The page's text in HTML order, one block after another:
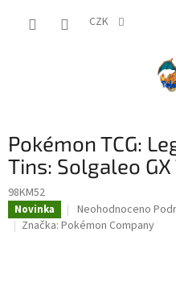
CZK
Pokémon TCG:
Tins: Solgaleo GX
98KM52
Novinka
Průměrné
hodnocení
Neohodnoceno
Značka: Pokémon Company